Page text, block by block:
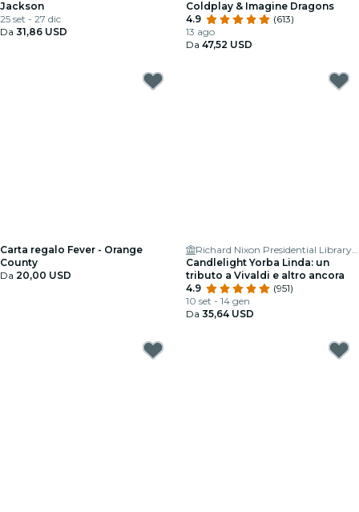
Jackson
25 set - 27 dic
Da 31,86 USD
Coldplay & Imagine Dragons
4.9
(613)
13 ago
Da 47,52 USD
Carta regalo Fever - Orange
County
Da 20,00 USD
Richard Nixon Presidential Library & Museum
Candlelight Yorba Linda: un
tributo a Vivaldi e altro ancora
4.9
(951)
10 set - 14 gen
Da 35,64 USD